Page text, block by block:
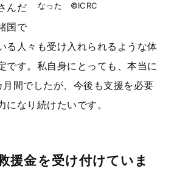
なった ©ICRC
んだ
国で
る人々も受け入れられるような体
です。私自身にとっても、本当に
間でしたが、今後も支援を必要
になり続けたいです。
援金を受け付けていま